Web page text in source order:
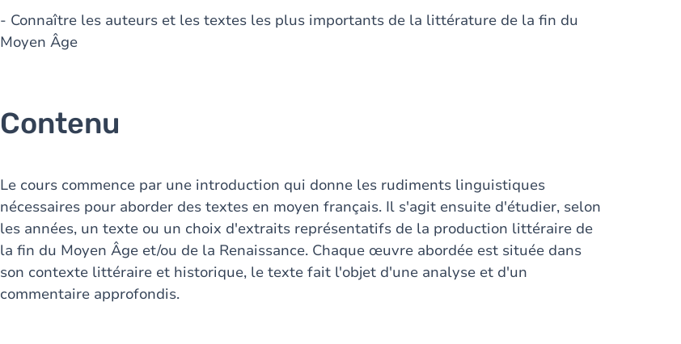
- Connaître les auteurs et les textes les plus importants de la littérature de la fin du
Moyen Âge
Contenu
Le cours commence par une introduction qui donne les rudiments linguistiques
nécessaires pour aborder des textes en moyen français. Il s'agit ensuite d'étudier, selon
les années, un texte ou un choix d'extraits représentatifs de la production littéraire de
la fin du Moyen Âge et/ou de la Renaissance. Chaque œuvre abordée est située dans
son contexte littéraire et historique, le texte fait l'objet d'une analyse et d'un
commentaire approfondis.